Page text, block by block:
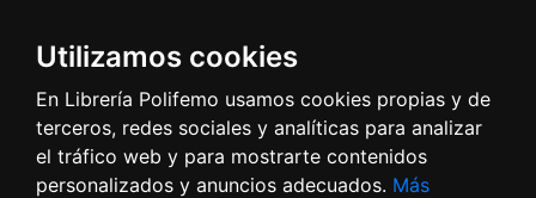
Utilizamos cookies
En Librería Polifemo usamos cookies propias y de
terceros, redes sociales y analíticas para analizar
el tráfico web y para mostrarte contenidos
personalizados y anuncios adecuados. Más